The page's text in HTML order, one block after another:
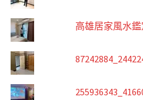
高雄居家風水